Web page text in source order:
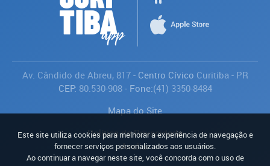
Av. Cândido de Abreu, 817- Centro Cívico Curitiba- PR
CEP: 80.530-908- Fone:(41) 3350-8484
Mapa do Site
Política de Privacidade
Avaliar
Este site utiliza cookies para melhorar a experiência de navegação e
fornecer serviços personalizados aos usuários.
Ao continuar a navegar neste site, você concorda com o uso de